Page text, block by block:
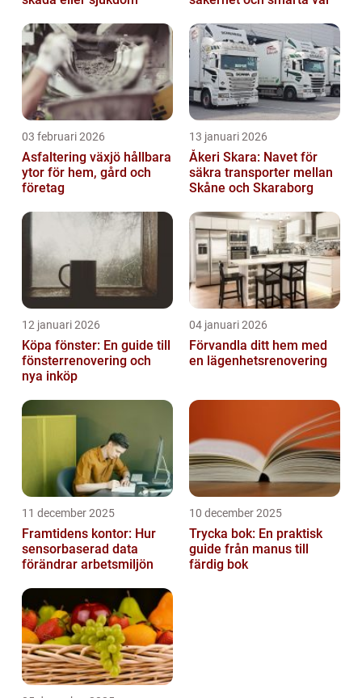
03 februari 2026
Asfaltering växjö hållbara
ytor för hem, gård och
företag
13 januari 2026
Åkeri Skara: Navet för
säkra transporter mellan
Skåne och Skaraborg
12 januari 2026
Köpa fönster: En guide till
fönsterrenovering och
nya inköp
04 januari 2026
Förvandla ditt hem med
en lägenhetsrenovering
11 december 2025
Framtidens kontor: Hur
sensorbaserad data
förändrar arbetsmiljön
10 december 2025
Trycka bok: En praktisk
guide från manus till
färdig bok